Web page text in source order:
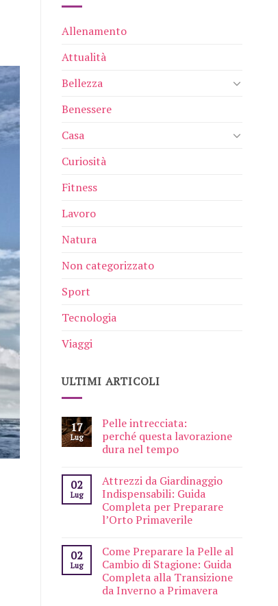
Allenamento
Attualità
Bellezza
Benessere
Casa
Curiosità
Fitness
Lavoro
Natura
Non categorizzato
Sport
Tecnologia
Viaggi
ULTIMI ARTICOLI
17
Lug
Pelle intrecciata:
perché questa lavorazione
dura nel tempo
02
Lug
Attrezzi da Giardinaggio
Indispensabili: Guida
Completa per Preparare
l’Orto Primaverile
02
Lug
Come Preparare la Pelle al
Cambio di Stagione: Guida
Completa alla Transizione
da Inverno a Primavera